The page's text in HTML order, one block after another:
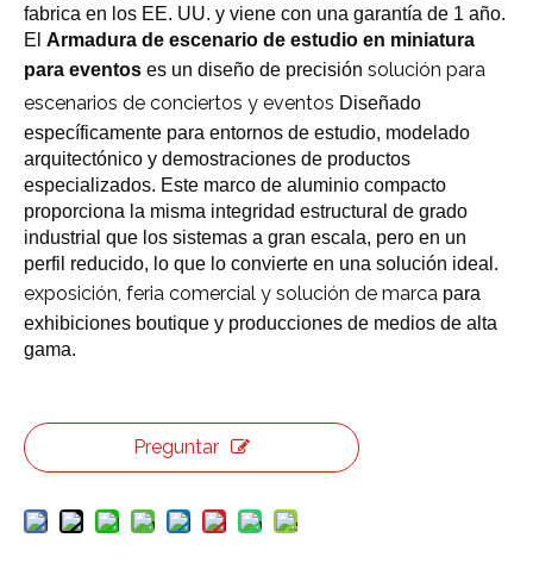
fabrica en los EE. UU. y viene con una garantía de 1 año.
El Armadura de escenario de estudio en miniatura
para eventos es un diseño de precisión solución para
escenarios de conciertos y eventos Diseñado
específicamente para entornos de estudio, modelado
arquitectónico y demostraciones de productos
especializados. Este marco de aluminio compacto
proporciona la misma integridad estructural de grado
industrial que los sistemas a gran escala, pero en un
perfil reducido, lo que lo convierte en una solución ideal.
exposición, feria comercial y solución de marca para
exhibiciones boutique y producciones de medios de alta
gama.
Preguntar